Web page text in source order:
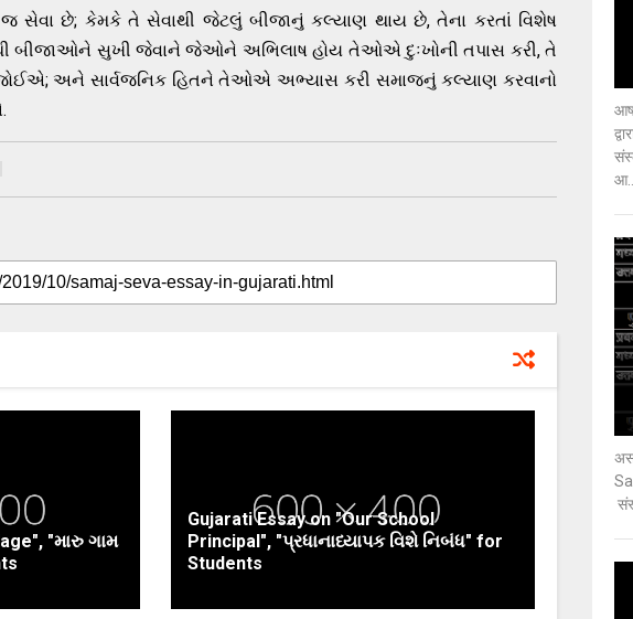
સેવા છે; કેમકે તે સેવાથી જેટલું બીજાનું કલ્યાણ થાય છે, તેના કરતાં વિશેષ
બીજાઓને સુખી જેવાને જેઓને અભિલાષ હોય તેઓએ દુઃખોની તપાસ કરી, તે
જોઈએ; અને સાર્વજનિક હિતને તેઓએ અભ્યાસ કરી સમાજનું કલ્યાણ કરવાનો
"મારુ ગામ
Gujarati Essay on "Our School
Principal", "પ્રધાનાધ્યાપક વિશે નિબંધ" for
Students